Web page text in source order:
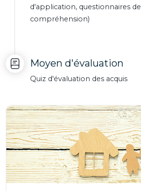
d'application, questionnaires de
compréhension)
Moyen d'évaluation
Quiz d'évaluation des acquis